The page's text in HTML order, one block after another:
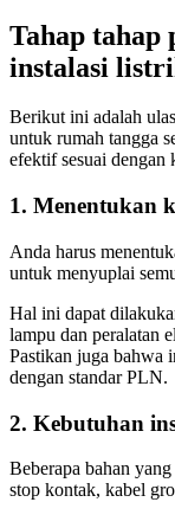
Tahap tahap
instalasi
Berikut ini adalah
untuk rumah tangga
efektif sesuai dengan
1. Menentukan
Anda harus
untuk menyuplai
Hal ini dapat
lampu dan peralatan
Pastikan juga bahwa
dengan standar PLN.
2. Kebutuhan
Beberapa bahan
stop kontak, kabel